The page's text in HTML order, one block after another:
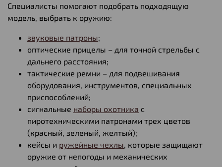
Специалисты помогают подобрать подходящую
модель, выбрать к оружию:
звуковые патроны;
оптические прицелы – для точной стрельбы с
дальнего расстояния;
тактические ремни – для подвешивания
оборудования, инструментов, специальных
приспособлений;
сигнальные наборы охотника с
пиротехническими патронами трех цветов
(красный, зеленый, желтый);
кейсы и ружейные чехлы , которые защищают
оружие от непогоды и механических